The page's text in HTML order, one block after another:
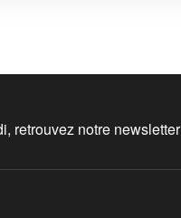
retrouvez notre